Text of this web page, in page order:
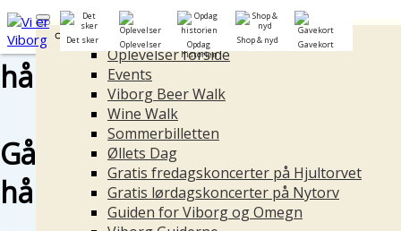
Oplevelser
Oplevelser forside
Events
Viborg Beer Walk
Wine Walk
Sommerbilletten
Øllets Dag
Gratis fredagskoncerter på Hjultorvet
Gratis lørdagskoncerter på Nytorv
Guiden for Viborg og Omegn
Det sker Oplevelser
Opdag
historien
Shop & nyd Gavekort
Gå på opdagelse på egen
hånd